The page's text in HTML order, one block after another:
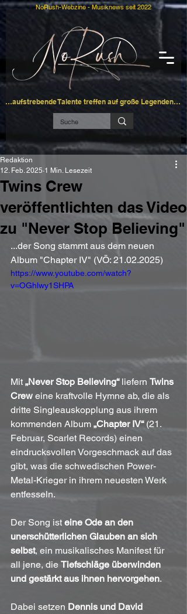
…aufstrebende Talente treffen auf große Legenden…
NoRush-Webzine - Musiknews seit 2022
Twins Crew
veröffentlichten das Video
zu "Never Stop Believing"
Redaktion
12. Feb. 2025 1 Min. Lesezeit
...der Song stammt aus dem neuen
Album "Chapter IV" (VÖ: 21.02.2025)
https://www.youtube.com/watch?
v=OGhlwy1SHPA
Mit „Never Stop Believing“ liefern Twins
Crew eine kraftvolle Hymne ab, die als
dritte Singleauskopplung aus ihrem
kommenden Album „Chapter IV“ (21.
Februar, Scarlet Records) einen
eindrucksvollen Vorgeschmack auf das
gibt, was die schwedischen Power-
Metal-Krieger in ihrem neuesten Werk
entfesseln.
Der Song ist eine Ode an den
unerschütterlichen Glauben an sich
selbst, ein musikalisches Manifest für
all jene, die Tiefschläge überwinden
und gestärkt aus ihnen hervorgehen.
Dabei setzen Dennis und David